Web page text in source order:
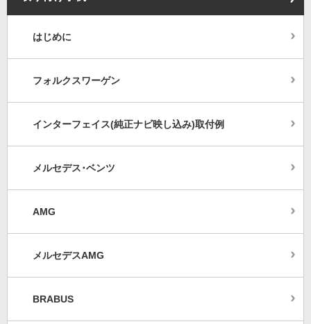
はじめに
フォルクスワーゲン
インターフェイス(純正ナビ映し込み)取付例
メルセデス･ベンツ
AMG
メルセデスAMG
BRABUS